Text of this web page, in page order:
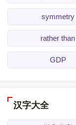
symmetry
rather than
GDP
汉字大全